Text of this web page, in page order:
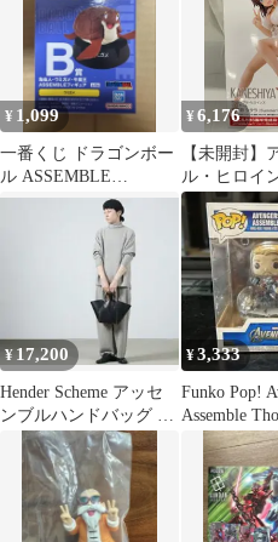
ム 【CD、
CD】レンタ
¥ 1,099
一番くじ ドラゴンボー
ル ASSEMBLE
COLLECTION ウミガ
¥6,176
【未開封】
ル・ヒロイ
シタラ
「アリス・
ギス」
¥17,200
Hender Scheme アッセ
ンブルハンドバッグ ワ
イドS
¥3,333
Funko Pop!
Assemble